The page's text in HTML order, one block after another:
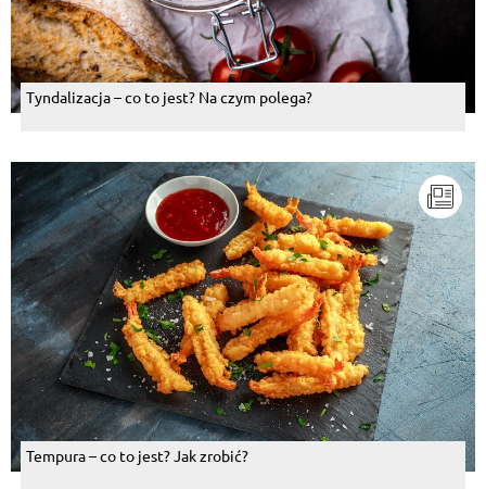
Tyndalizacja – co to jest? Na czym polega?
Tempura – co to jest? Jak zrobić?